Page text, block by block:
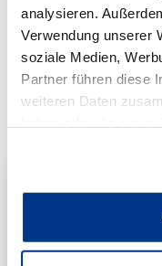
analysieren.
Verwendung unserer
soziale Medien,
Partner führen diese
weiteren Daten
Ihre